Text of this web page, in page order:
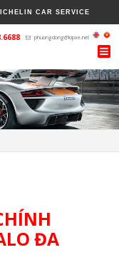
CAR SERVICE
ĐA